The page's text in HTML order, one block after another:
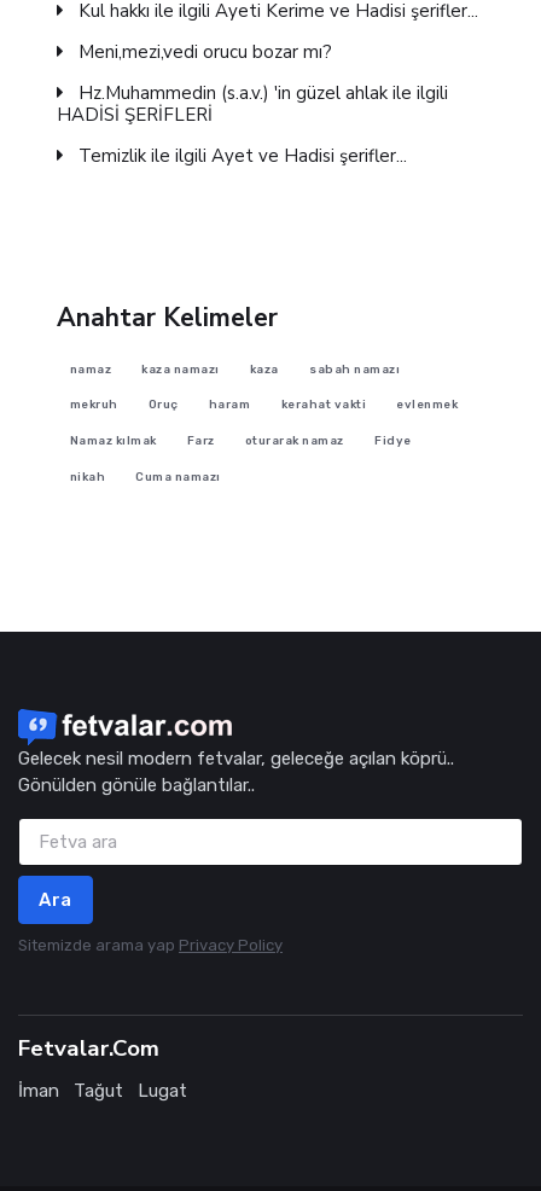
Kul hakkı ile ilgili Ayeti Kerime ve Hadisi şerifler...
Meni,mezi,vedi orucu bozar mı?
Hz.Muhammedin (s.a.v.) 'in güzel ahlak ile ilgili
HADİSİ ŞERİFLERİ
Temizlik ile ilgili Ayet ve Hadisi şerifler...
Anahtar Kelimeler
namaz kaza namazı kaza sabah namazı
mekruh Oruç haram kerahat vakti evlenmek
Namaz kılmak Farz oturarak namaz Fidye
nikah Cuma namazı
Gelecek nesil modern fetvalar, geleceğe açılan köprü..
Gönülden gönüle bağlantılar..
Ara
Sitemizde arama yap Privacy Policy
Fetvalar.Com
İman Tağut Lugat